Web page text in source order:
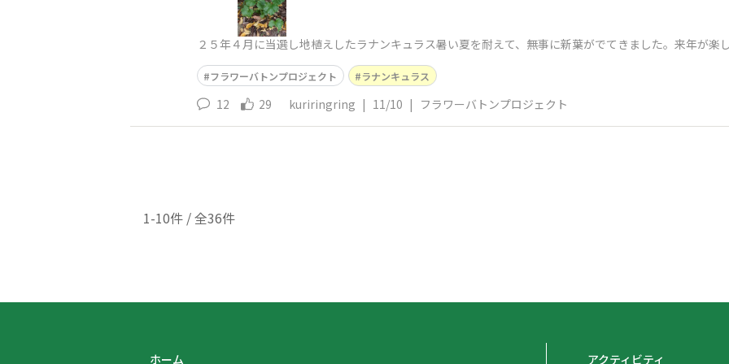
２５年４月に当選し地植えしたラナンキュラス暑い夏を耐えて、無事に新葉がでてきました。来年が楽
フラワーバトンプロジェクト ラナンキュラス
12 29 kuriringring | 11/10 | フラワーバトンプロジェクト
1-10件 / 全36件
ホーム アクティビティ